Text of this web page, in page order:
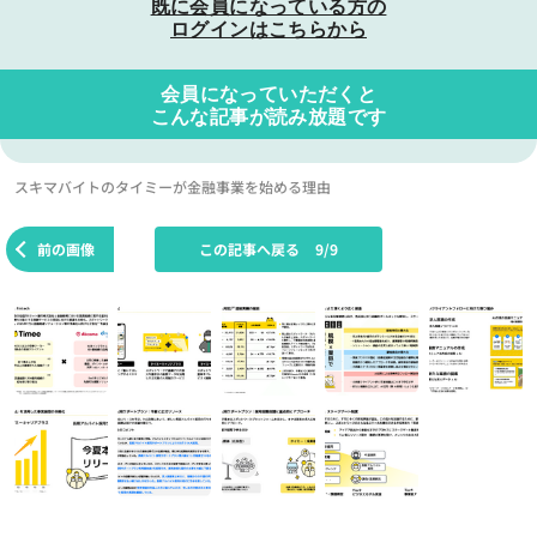
ログインはこちらから
会員になっていただくと
こんな記事が読み放題です
スキマバイトのタイミーが金融事業を始める理由
前の画像 この記事へ戻る 9/9